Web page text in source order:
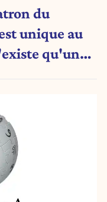
du
unique au
qu'un